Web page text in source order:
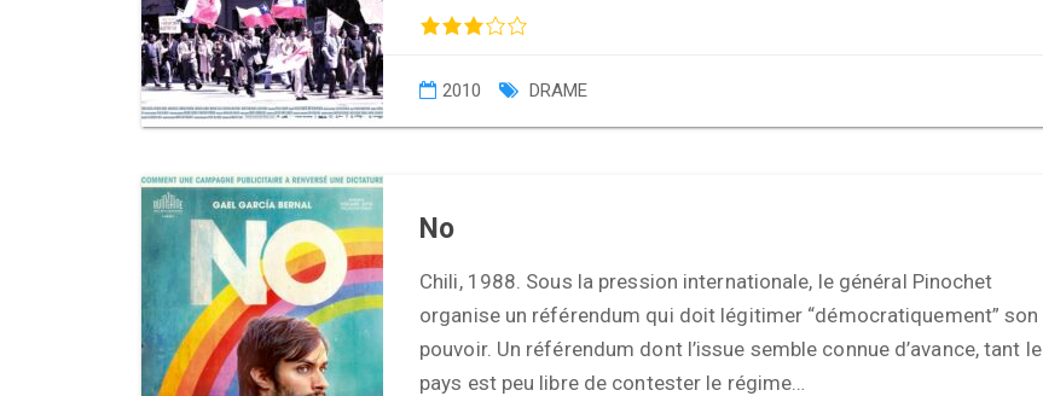
2010 DRAME
No
Chili, 1988. Sous la pression internationale, le général Pinochet
organise un référendum qui doit légitimer “démocratiquement” son
pouvoir. Un référendum dont l’issue semble connue d’avance, tant le
pays est peu libre de contester le régime…